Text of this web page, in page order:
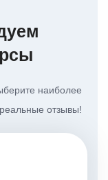
наиболее
отзывы!